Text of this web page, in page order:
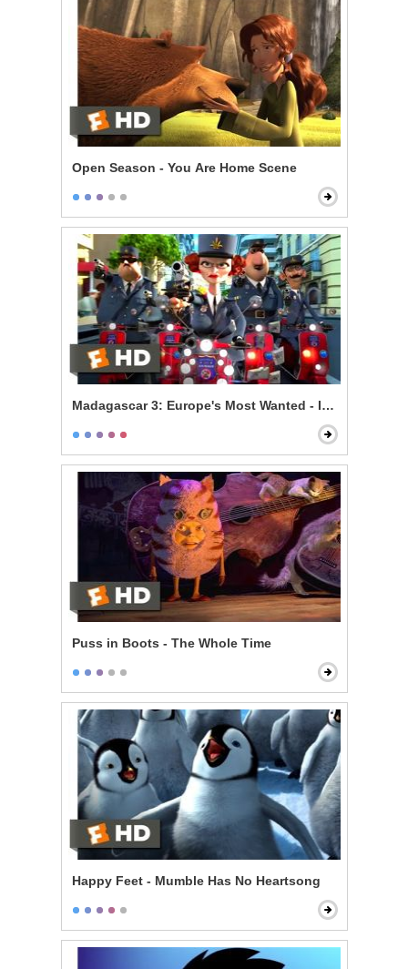
Open Season - You Are Home Scene
Madagascar 3: Europe's Most Wanted - Is There a
Puss in Boots - The Whole Time
Happy Feet - Mumble Has No Heartsong